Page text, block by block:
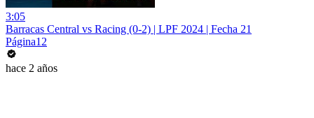
3:05
Barracas Central vs Racing (0-2) | LPF 2024 | Fecha 21
Página12
hace 2 años